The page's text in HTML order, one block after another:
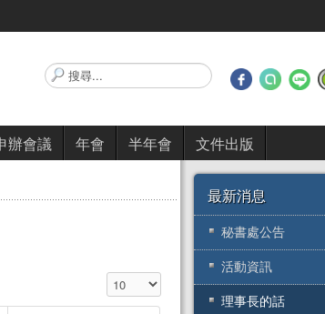
搜
尋...
辦會議 年會 半年會 文件出版
顯示數目
最新消息
秘書處公告
活動資訊
理事長的話